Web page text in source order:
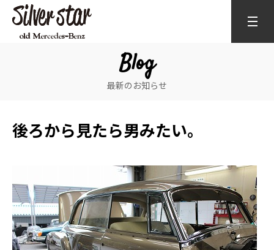
Blog
最新のお知らせ
後ろから見たら男みたい。